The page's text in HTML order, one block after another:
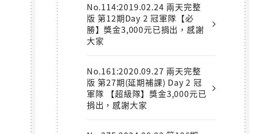
No.114:2019.02.24 兩天完整
版 第12期Day 2 冠軍隊【必
勝】獎金3,000元已捐出，感謝
大家
No.161:2020.09.27 兩天完整
版 第27期(延期補課) Day 2 冠
軍隊 【超級隊】獎金3,000元已
捐出，感謝大家